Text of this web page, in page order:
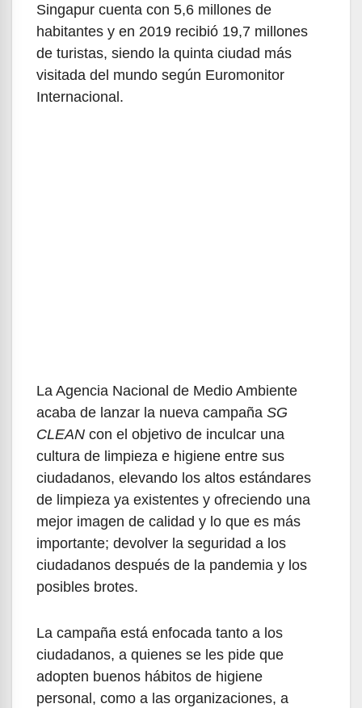
Singapur cuenta con 5,6 millones de
habitantes y en 2019 recibió 19,7 millones
de turistas, siendo la quinta ciudad más
visitada del mundo según Euromonitor
Internacional.
La Agencia Nacional de Medio Ambiente
acaba de lanzar la nueva campaña SG
CLEAN con el objetivo de inculcar una
cultura de limpieza e higiene entre sus
ciudadanos, elevando los altos estándares
de limpieza ya existentes y ofreciendo una
mejor imagen de calidad y lo que es más
importante; devolver la seguridad a los
ciudadanos después de la pandemia y los
posibles brotes.
La campaña está enfocada tanto a los
ciudadanos, a quienes se les pide que
adopten buenos hábitos de higiene
personal, como a las organizaciones, a